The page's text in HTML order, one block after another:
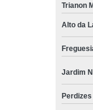
Trianon
Alto da
Jardim
Perdizes